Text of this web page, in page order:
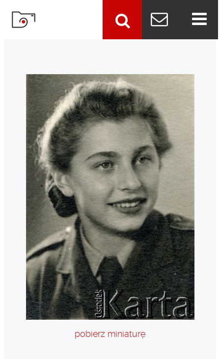
pobierz miniaturę